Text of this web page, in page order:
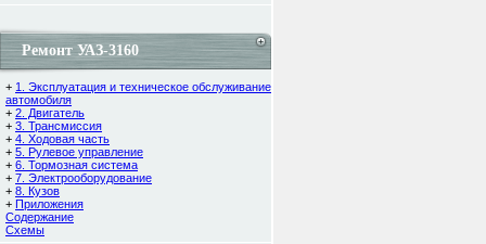
Ремонт УАЗ-3160
+ 1. Эксплуатация и техническое обслуживание
автомобиля
+ 2. Двигатель
+ 3. Трансмиссия
+ 4. Ходовая часть
+ 5. Рулевое управление
+ 6. Тормозная система
+ 7. Электрооборудование
+ 8. Кузов
+ Приложения
Содержание
Cхемы